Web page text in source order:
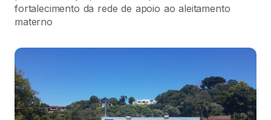
fortalecimento da rede de apoio ao aleitamento
materno